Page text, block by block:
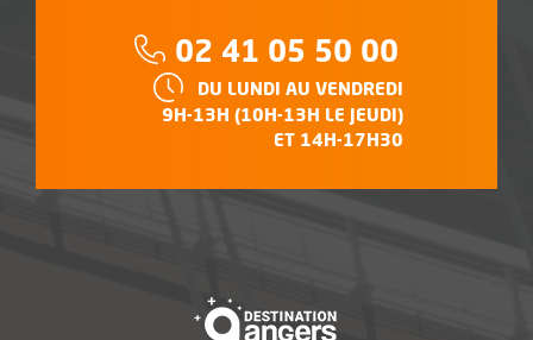
Téléphone :
02 41 05 50 00
HORAIRES :
DU LUNDI AU VENDREDI
9H-13H (10H-13H LE JEUDI)
ET 14H-17H30